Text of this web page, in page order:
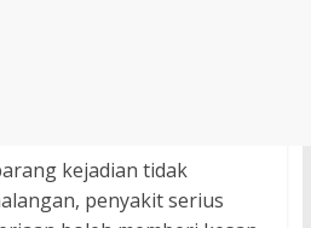
kejadian tidak
penyakit serius